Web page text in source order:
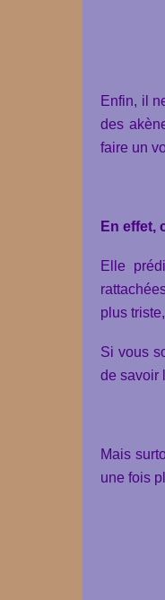
Enfin, il
des
faire un
En effet,
Elle
plus
Si vous
de savoir
Mais
une fois